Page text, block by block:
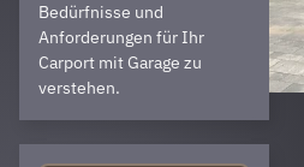
Bedürfnisse und
Anforderungen für Ihr
Carport mit Garage zu
verstehen.